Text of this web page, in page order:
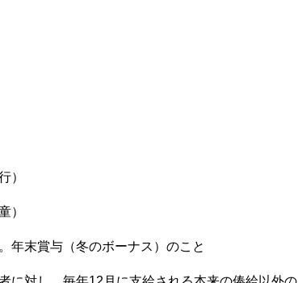
）
）
年末賞与（冬のボーナス）のこと